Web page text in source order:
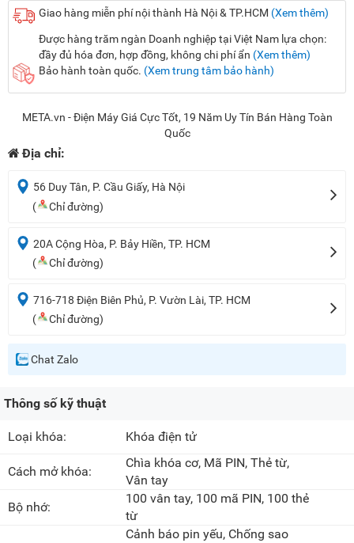
Giao hàng miễn phí nội thành Hà Nội & TP.HCM (Xem thêm)
Được hàng trăm ngàn Doanh nghiệp tại Việt Nam lựa chọn:
đầy đủ hóa đơn, hợp đồng, không chi phí ẩn (Xem thêm)
Bảo hành toàn quốc. (Xem trung tâm bảo hành)
META.vn - Điện Máy Giá Cực Tốt, 19 Năm Uy Tín Bán Hàng Toàn
Quốc
Địa chỉ:
56 Duy Tân, P. Cầu Giấy, Hà Nội
(
Chỉ đường)
20A Cộng Hòa, P. Bảy Hiền, TP. HCM
(
Chỉ đường)
716-718 Điện Biên Phủ, P. Vườn Lài, TP. HCM
(
Chỉ đường)
Chat Zalo
Thông số kỹ thuật
Loại khóa: Khóa điện tử
Cách mở khóa:
Chìa khóa cơ, Mã PIN, Thẻ từ,
Vân tay
Bộ nhớ:
100 vân tay, 100 mã PIN, 100 thẻ
từ
Cảnh báo pin yếu, Chống sao